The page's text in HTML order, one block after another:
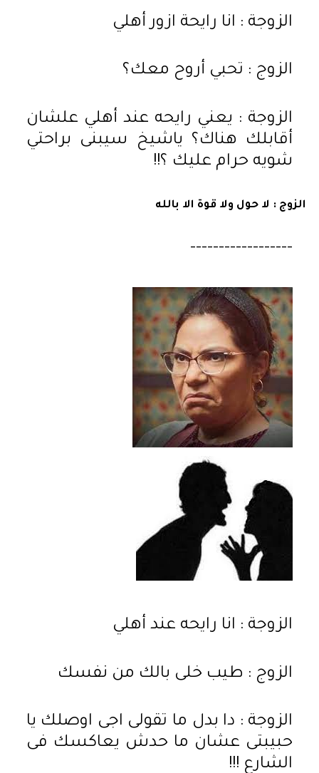
الزوجة : انا رايحة ازور أهلي
الزوج : تحبي أروح معك؟
الزوجة : يعني رايحه عند أهلي علشان
أقابلك هناك؟ ياشيخ سيبنى براحتي
شويه حرام عليك ؟!!
الزوج : لا حول ولا قوة الا بالله
------------------
الزوجة : انا رايحه عند أهلي
الزوج : طيب خلى بالك من نفسك
الزوجة : دا بدل ما تقولى اجى اوصلك يا
حبيبتى عشان ما حدش يعاكسك فى
الشارع !!!